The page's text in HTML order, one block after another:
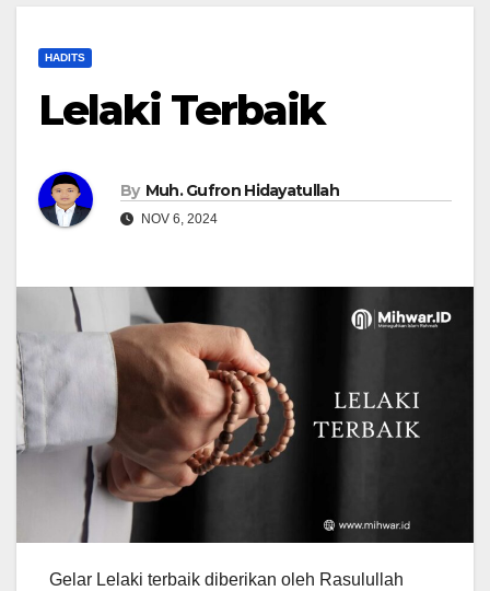
HADITS
Lelaki Terbaik
By Muh. Gufron Hidayatullah
NOV 6, 2024
Gelar Lelaki terbaik diberikan oleh Rasulullah